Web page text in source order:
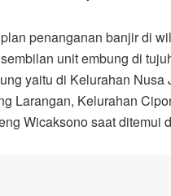
penanganan banjir di
unit embung di
yaitu di Kelurahan
Larangan, Kelurahan
Wicaksono saat ditemui